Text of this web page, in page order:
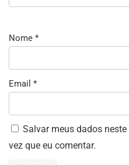
Nome *
Email *
Salvar meus dados
vez que eu comentar.